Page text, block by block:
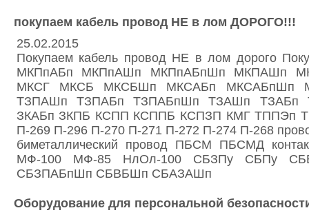
покупаем кабель провод НЕ в лом ДОРОГО!!!
25.02.2015
Покупаем кабель провод НЕ в лом дорого
МКПпАБп МКПпАШп МКПпАБпШп МКПАШп
МКСГ МКСБ МКСБШп МКСАБп МКСАБпШп
ТЗПАШп ТЗПАБп ТЗПАБпШп ТЗАШп ТЗАБп
ЗКАБп ЗКПБ КСПП КСППБ КСПЗП КМГ ТППЭп
П-269 П-296 П-270 П-271 П-272 П-274 П-268
биметаллический провод ПБСМ ПБСМД
МФ-100 МФ-85 НлОл-100 СБЗПу СБПу
СБЗПАБпШп СБВБШп СБАЗАШп
Оборудование для персональной